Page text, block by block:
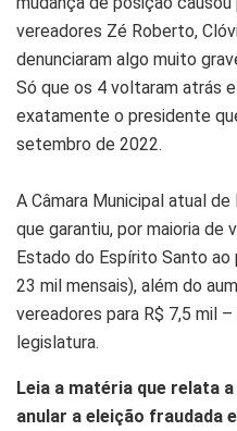
vereadores Zé Roberto,
denunciaram algo muito
Só que os 4 voltaram atrás
exatamente o presidente
setembro de 2022.
A Câmara Municipal atual de
que garantiu, por maioria de
Estado do Espírito Santo
23 mil mensais), além do
vereadores para R$ 7,5 mil
legislatura.
Leia a matéria que relata
anular a eleição fraudada